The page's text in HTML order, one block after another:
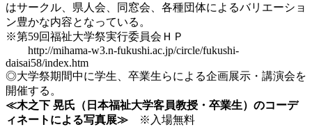
はサークル、県人会、同窓会、各種団体によるバリエーショ
ン豊かな内容となっている。
※第59回福祉大学祭実行委員会ＨＰ
http://mihama-w3.n-fukushi.ac.jp/circle/fukushi-
daisai58/index.htm
◎大学祭期間中に学生、卒業生らによる企画展示・講演会を
開催する。
≪木之下 晃氏（日本福祉大学客員教授・卒業生）のコーデ
ィネートによる写真展≫
※入場無料